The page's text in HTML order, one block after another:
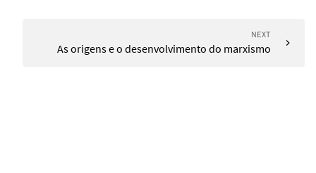
NEXT
As origens e o desenvolvimento do marxismo